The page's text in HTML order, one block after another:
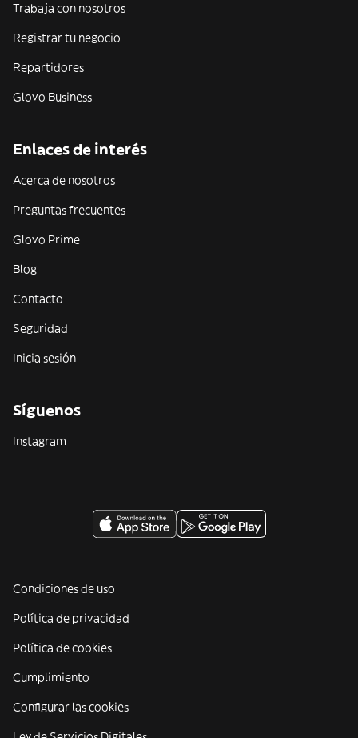
Trabaja con nosotros
Registrar tu negocio
Repartidores
Glovo Business
Enlaces de interés
Acerca de nosotros
Preguntas frecuentes
Glovo Prime
Blog
Contacto
Seguridad
Inicia sesión
Síguenos
Instagram
Condiciones de uso
Política de privacidad
Política de cookies
Cumplimiento
Configurar las cookies